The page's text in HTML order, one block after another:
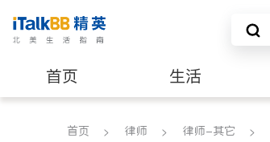
首页 生活
养老 非盈利组织
首页 律师 律师-其它